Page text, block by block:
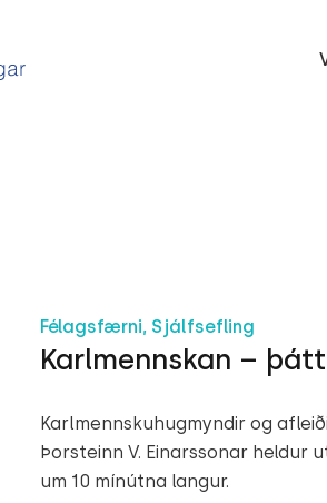
Félagsfærni, Sjálfsefling
Karlmennskan –
Karlmennskuhugmyndir og
Þorsteinn V. Einarssonar heldur
um 10 mínútna langur.